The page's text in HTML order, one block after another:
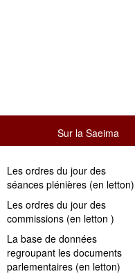
Sur la Saeima
Les ordres du jour des
séances plénières (en letton)
Les ordres du jour des
commissions (en letton )
La base de données
regroupant les documents
parlementaires (en letton)